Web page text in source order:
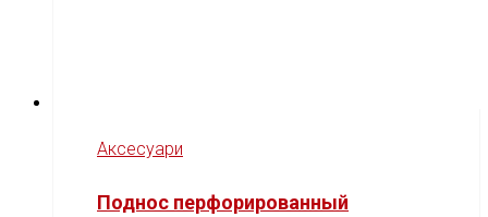
Аксесуари
Поднос перфорированный